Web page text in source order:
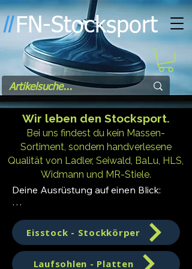
ll FN-Stocksport
Wir leben den Stocksport.
Bei uns findest du kein Massen-
Sortiment, sondern handverlesene
Qualität von Ladler, Seiwald, BaLu, HLS,
Widmann und MR-Stiele.
Deine Ausrüstung auf einen Blick:
Einsteiger bis zum Turnierprofi.
Laufsohlen: IFI-gerecht, von extrem
schnell bis streng gedämpft.
Eisstock - Stockkörper
Laufsohlen - Platten